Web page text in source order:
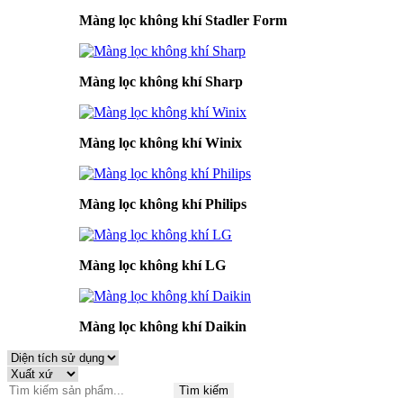
Màng lọc không khí Stadler Form
Màng lọc không khí Sharp
Màng lọc không khí Winix
Màng lọc không khí Philips
Màng lọc không khí LG
Màng lọc không khí Daikin
Tìm kiếm